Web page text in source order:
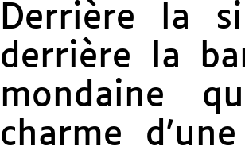
Derrière la
derrière la
mondaine
charme